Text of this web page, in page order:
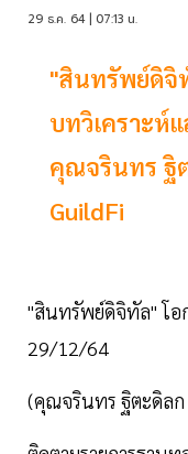
29 ธ.ค. 64 | 07:13 น.
"สินทรัพย์ดิจิ
บทวิเคราะห์
คุณจรินทร ฐิ
GuildFi
"สินทรัพย์ดิจิทัล" โอ
29/12/64
(คุณจรินทร ฐิตะดิลก